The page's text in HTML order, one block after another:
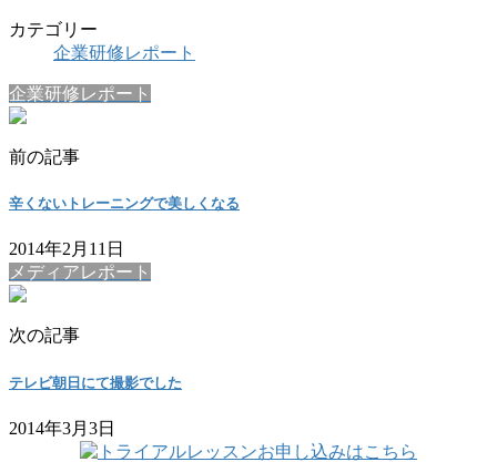
カテゴリー
企業研修レポート
企業研修レポート
前の記事
辛くないトレーニングで美しくなる
2014年2月11日
メディアレポート
次の記事
テレビ朝日にて撮影でした
2014年3月3日